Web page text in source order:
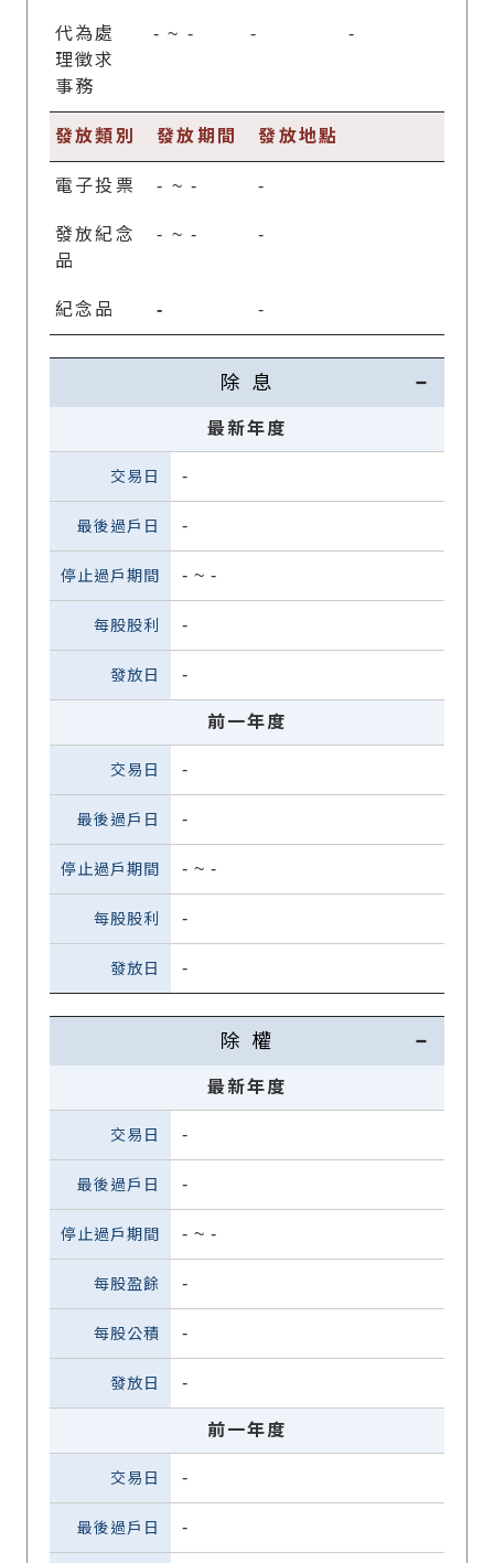
代為處
理徵求
事務
- ~ - - -
發放類別 發放期間 發放地點
電子投票 - ~- -
發放紀念
品
- ~- -
紀念品 - -
除 息
最新年度
-
-
- ~ -
-
-
前一年度
-
-
- ~ -
-
-
除 權
最新年度
-
-
- ~ -
-
-
-
前一年度
-
-